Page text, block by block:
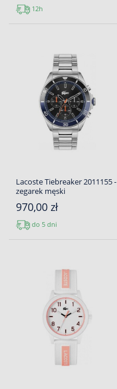
12h
Lacoste Tiebreaker 2011155 -
zegarek męski
970,00 zł
do 5 dni